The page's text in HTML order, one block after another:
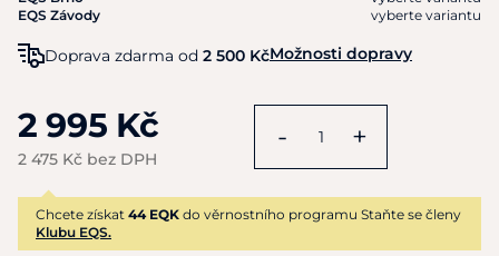
EQS Závody
vyberte variantu
Doprava zdarma od 2 500 KčMožnosti dopravy
2 995 Kč
2 475 Kč bez DPH
- +
Chcete získat 44 EQK do věrnostního programu Staňte se členy
Klubu EQS.